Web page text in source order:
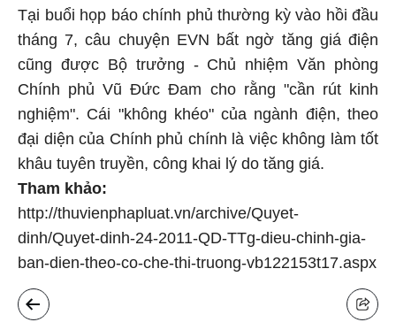
Tại buổi họp báo chính phủ thường kỳ vào hồi đầu
tháng 7, câu chuyện EVN bất ngờ tăng giá điện
cũng được Bộ trưởng - Chủ nhiệm Văn phòng
Chính phủ Vũ Đức Đam cho rằng "cần rút kinh
nghiệm". Cái "không khéo" của ngành điện, theo
đại diện của Chính phủ chính là việc không làm tốt
khâu tuyên truyền, công khai lý do tăng giá.
Tham khảo:
http://thuvienphapluat.vn/archive/Quyet-
dinh/Quyet-dinh-24-2011-QD-TTg-dieu-chinh-gia-
ban-dien-theo-co-che-thi-truong-vb122153t17.aspx